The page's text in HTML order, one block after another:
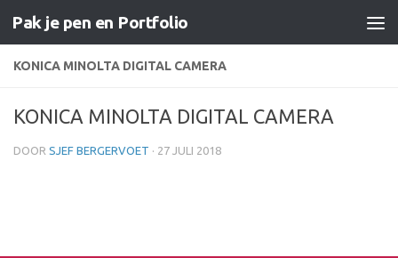
Doorgaan naar inhoud
Pak je pen en Portfolio
KONICA MINOLTA DIGITAL CAMERA
KONICA MINOLTA DIGITAL CAMERA
DOOR SJEF BERGERVOET · 27 JULI 2018